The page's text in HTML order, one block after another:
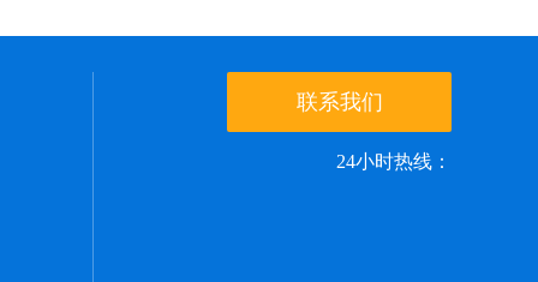
联系我们
24小时热线：